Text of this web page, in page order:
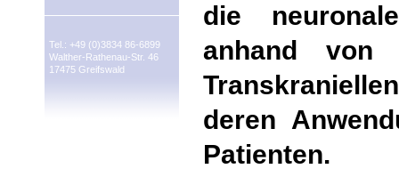
Tel.: +49 (0)3834 86-6899
Walther-Rathenau-Str. 46
17475 Greifswald
die
anhand von
deren
Patienten.